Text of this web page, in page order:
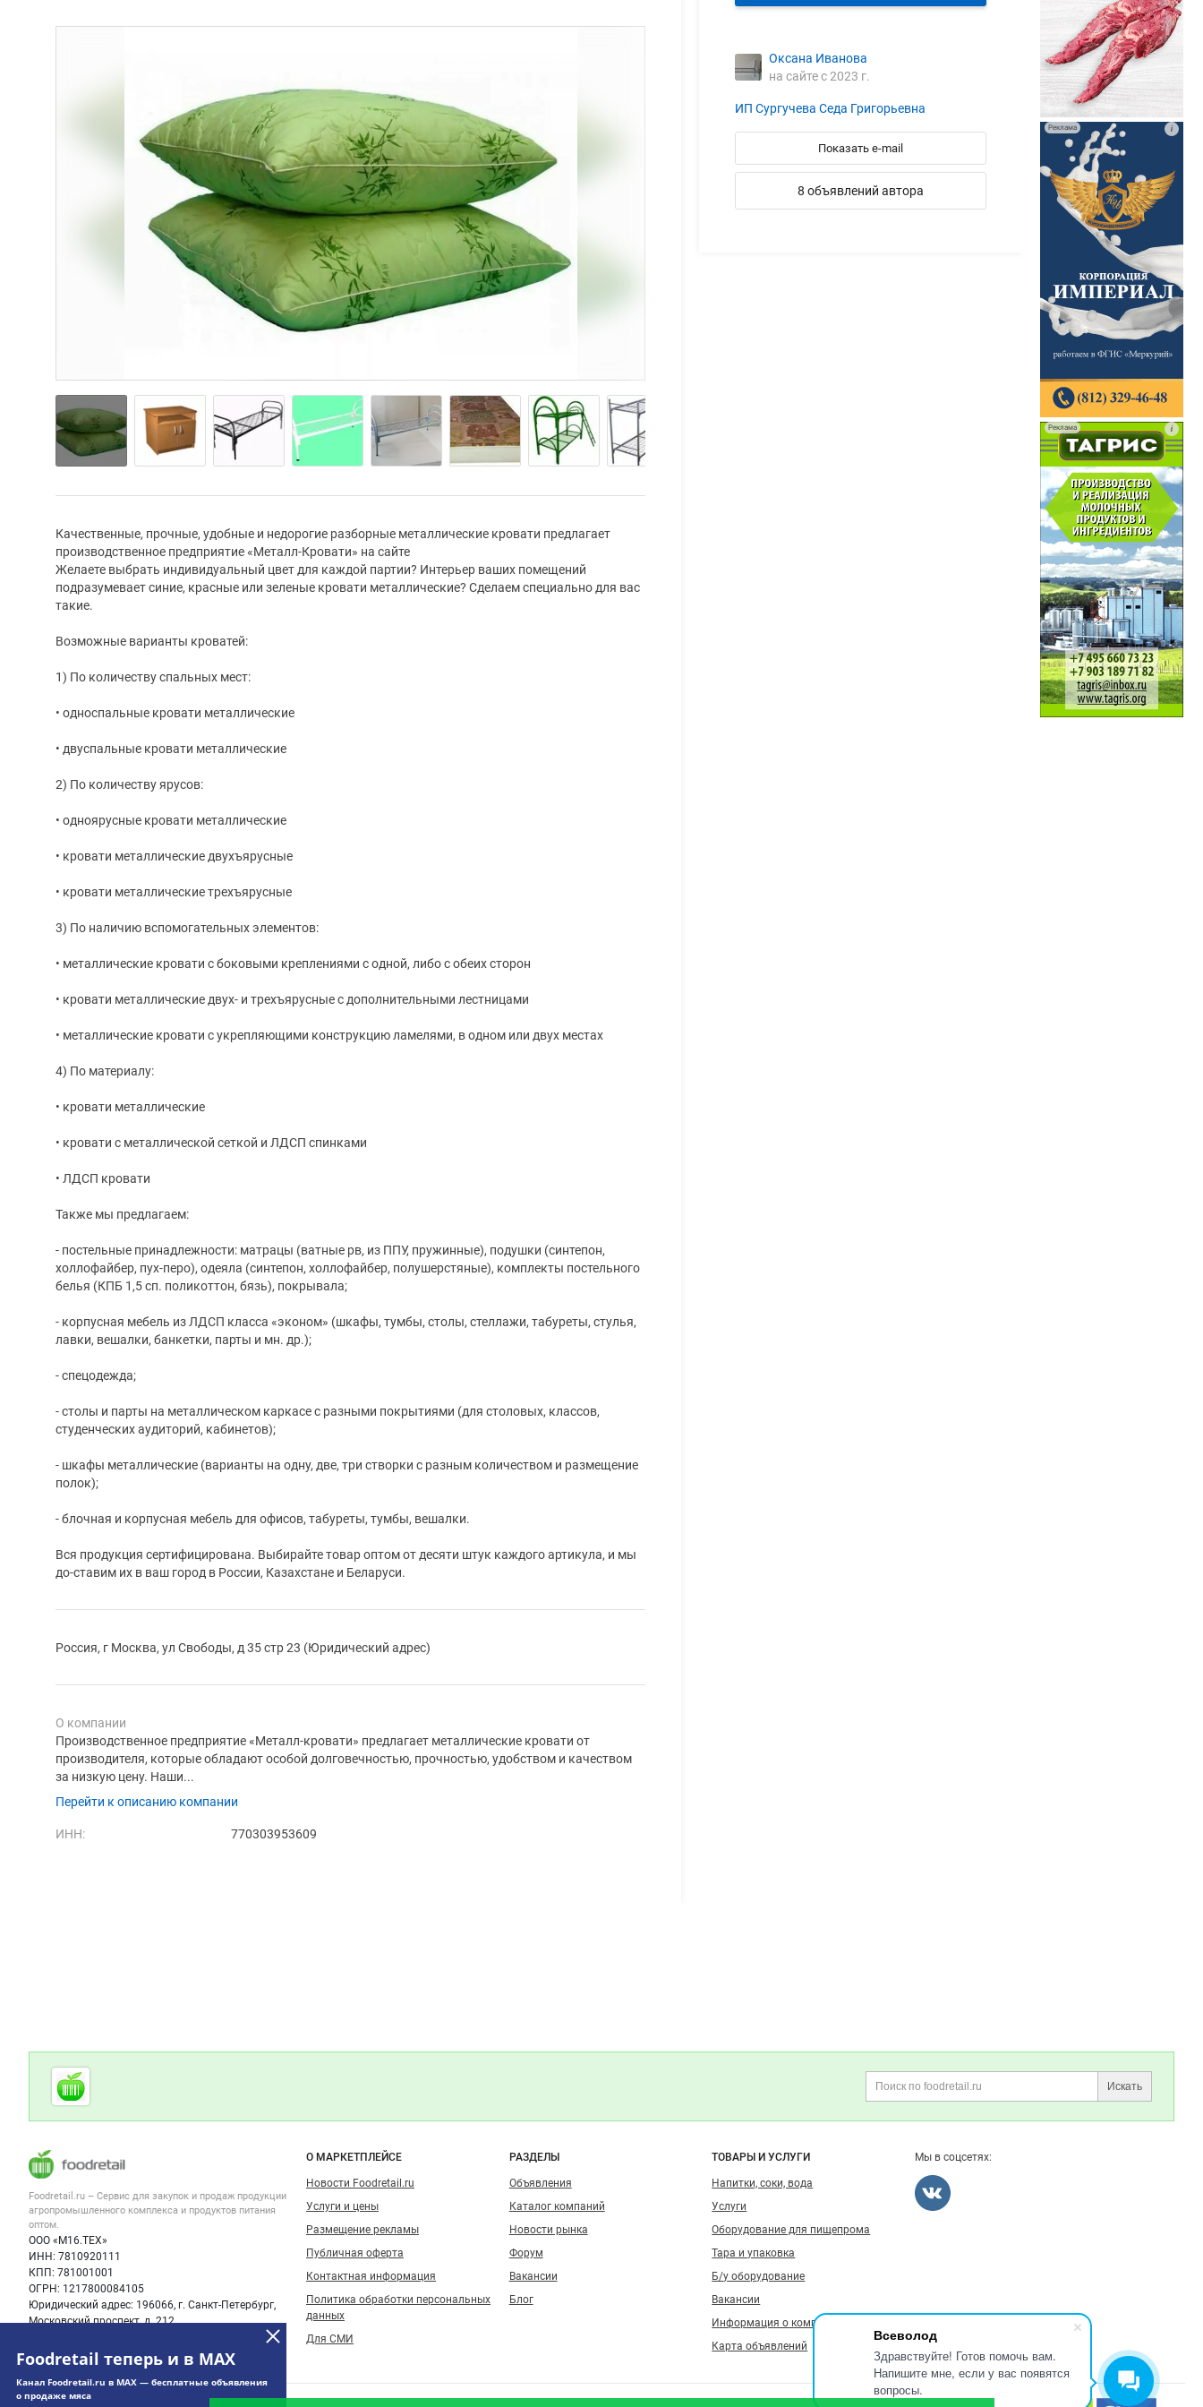
Всеволод
Здравствуйте! Готов помочь вам.
Напишите мне, если у вас появятся
вопросы.
Качественные, прочные, удобные и недорогие разборные металлические кровати предлагает
производственное предприятие «Металл-Кровати» на сайте
Желаете выбрать индивидуальный цвет для каждой партии? Интерьер ваших помещений
подразумевает синие, красные или зеленые кровати металлические? Сделаем специально для вас
такие.
Возможные варианты кроватей:
1) По количеству спальных мест:
• односпальные кровати металлические
• двуспальные кровати металлические
2) По количеству ярусов:
• одноярусные кровати металлические
• кровати металлические двухъярусные
• кровати металлические трехъярусные
3) По наличию вспомогательных элементов:
• металлические кровати с боковыми креплениями с одной, либо с обеих сторон
• кровати металлические двух- и трехъярусные с дополнительными лестницами
• металлические кровати с укрепляющими конструкцию ламелями, в одном или двух местах
4) По материалу:
• кровати металлические
• кровати с металлической сеткой и ЛДСП спинками
• ЛДСП кровати
Также мы предлагаем:
- постельные принадлежности: матрацы (ватные рв, из ППУ, пружинные), подушки (синтепон,
холлофайбер, пух-перо), одеяла (синтепон, холлофайбер, полушерстяные), комплекты постельного
белья (КПБ 1,5 сп. поликоттон, бязь), покрывала;
- корпусная мебель из ЛДСП класса «эконом» (шкафы, тумбы, столы, стеллажи, табуреты, стулья,
лавки, вешалки, банкетки, парты и мн. др.);
- спецодежда;
- столы и парты на металлическом каркасе с разными покрытиями (для столовых, классов,
студенческих аудиторий, кабинетов);
- шкафы металлические (варианты на одну, две, три створки с разным количеством и размещение
полок);
- блочная и корпусная мебель для офисов, табуреты, тумбы, вешалки.
Вся продукция сертифицирована. Выбирайте товар оптом от десяти штук каждого артикула, и мы
до-ставим их в ваш город в России, Казахстане и Беларуси.
Россия, г Москва, ул Свободы, д 35 стр 23 (Юридический адрес)
О компании
Производственное предприятие «Металл-кровати» предлагает металлические кровати от
производителя, которые обладают особой долговечностью, прочностью, удобством и качеством
за низкую цену. Наши...
Перейти к описанию компании
ИНН: 770303953609
Оксана Иванова
на сайте с 2023 г.
ИП Cургучева Седа Григорьевна
Показать e-mail
8 объявлений автора
Реклама i
Реклама i
Foodretail теперь и в MAX
Канал Foodretail.ru в MAX — бесплатные объявления
о продаже мяса
Дополнительная информация
Искать
Cсылки на полезные проекты
Foodretail.ru
— продукты
Важные разделы и контакты
Foodretail.ru – Сервис для закупок и продаж продукции
агропромышленного комплекса и продуктов питания
оптом.
ООО «М16.ТЕХ»
ИНН: 7810920111
КПП: 781001001
ОГРН: 1217800084105
Юридический адрес: 196066, г. Санкт-Петербург,
Московский проспект, д. 212
Навигация по сайту
О МАРКЕТПЛЕЙСЕ
Новости Foodretail.ru
Услуги и цены
Размещение рекламы
Публичная оферта
Контактная информация
Политика обработки персональных
данных
Для СМИ
РАЗДЕЛЫ
Объявления
Каталог компаний
Новости рынка
Форум
Вакансии
Блог
ТОВАРЫ И УСЛУГИ
Напитки, соки, вода
Услуги
Оборудование для пищепрома
Тара и упаковка
Б/у оборудование
Вакансии
Информация о компаниях
Карта объявлений
Мы в соцсетях:
© 2008‑2026 ООО “М16.Тех”.